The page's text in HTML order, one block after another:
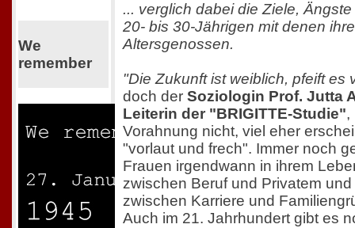
We
remember
... verglich dabei die Ziele,
20- bis 30-Jährigen mit denen
Altersgenossen.
"Die Zukunft ist weiblich, pfeift es
doch der Soziologin Prof. Jutta
Leiterin der "BRIGITTE-Studie",
Vorahnung nicht, viel eher
"vorlaut und frech". Immer noch
Frauen irgendwann in ihrem
zwischen Beruf und Privatem
zwischen Karriere und
Auch im 21. Jahrhundert gibt es